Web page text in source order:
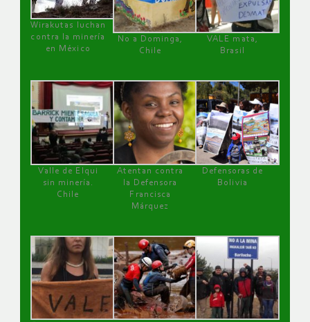
Wirakutas luchan
contra la minería
en México
No a Dominga,
Chile
VALE mata,
Brasil
Valle de Elqui
sin minería.
Chile
Atentan contra
la Defensora
Francisca
Márquez
Defensoras de
Bolivia